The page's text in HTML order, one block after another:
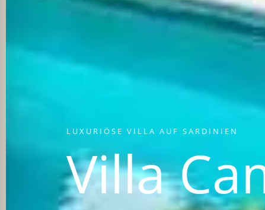
LUXURIÖSE VILLA AUF SARDINIEN
Villa